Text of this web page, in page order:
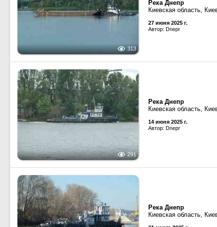
313
Река Днепр
Киевская область,
27 июня 2025 г.
Автор: Dnepr
291
Река Днепр
Киевская область,
14 июня 2025 г.
Автор: Dnepr
Река Днепр
Киевская область,